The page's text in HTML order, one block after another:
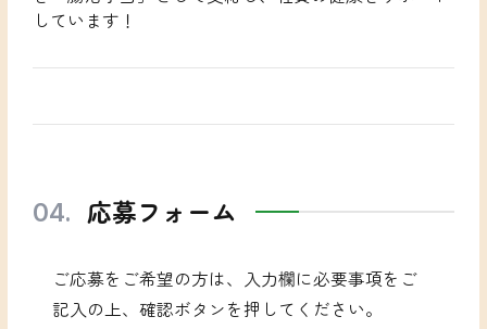
しています！
応募フォーム
ご応募をご希望の方は、入力欄に必要事項をご
記入の上、確認ボタンを押してください。